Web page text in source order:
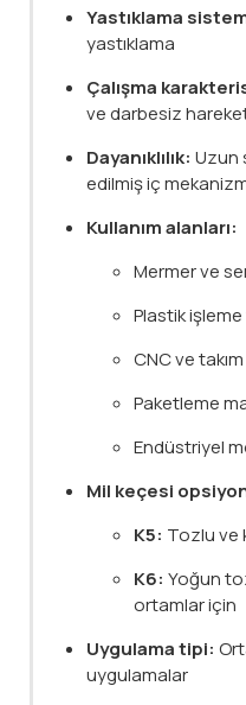
Yastıklama
yastıklama
Çalışma
ve darbesiz
Dayanıklılık: Uzun
edilmiş iç
Kullanım alanları:
Mermer ve
Plastik
CNC ve
Paketleme
Endüstriyel
Mil keçesi
K5: Tozlu ve
K6: Yoğun
ortamlar için
Uygulama tipi:
uygulamalar